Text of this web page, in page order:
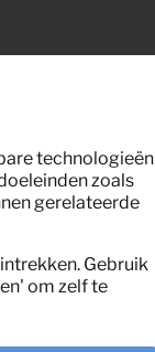
technologieën
zoals
gerelateerde
Gebruik
om zelf te